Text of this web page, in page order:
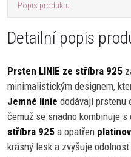
Popis produktu
Detailní popis
Prsten LINIE ze stříbra 925
minimalistickým designem,
Jemné linie dodávají prstenu
čemuž se snadno kombinuje
stříbra 925 a opatřen
krásný lesk a zvyšuje